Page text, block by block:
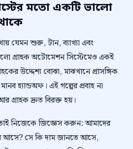
মতো একটি ভালো
যেমন শুরু, টান, ব্যাখ্যা এবং
গ্রাহক অটোমেশন সিস্টেমেও একই
উদ্দেশ্য বোঝা, মাঝখানে প্রাসঙ্গিক
হ্যান্ডঅফ। এই গল্পের প্রবাহ না
গ্রাহক দ্রুত বিরক্ত হয়।
নিজেকে জিজ্ঞেস করুন: আমাদের
আসে? সে কি দাম জানতে আসে,